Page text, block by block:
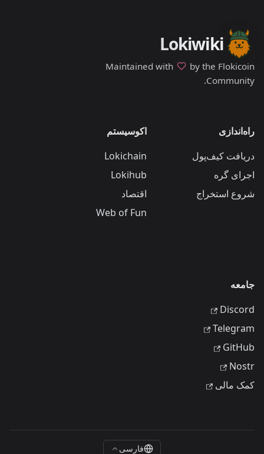
Lokiwiki
Maintained with
by the Flokicoin
Community.
راه‌اندازی
دریافت کیف‌پول
اجرای گره
شروع استخراج
اکوسیستم
Lokichain
Lokihub
اقتصاد
Web of Fun
جامعه
Discord
Telegram
GitHub
Nostr
کمک مالی
فارسی